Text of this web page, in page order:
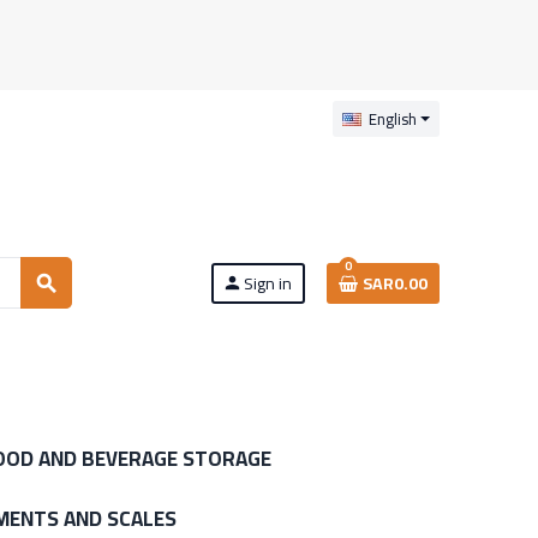
English
search person Sign in
0
SAR0.00
AND BEVERAGE STORAGE
AND SCALES